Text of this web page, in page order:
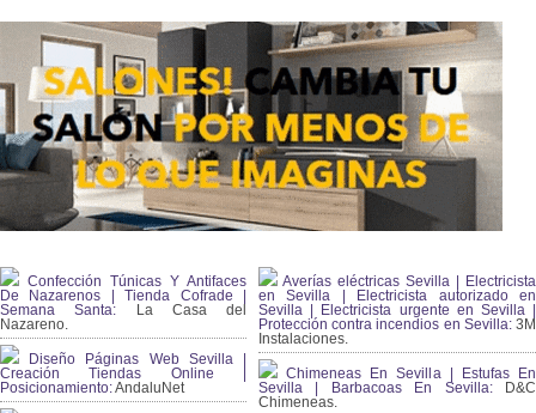
Confección Túnicas Y Antifaces
De Nazarenos | Tienda Cofrade |
Semana Santa: La Casa del
Nazareno.
Diseño Páginas Web Sevilla |
Creación Tiendas Online |
Posicionamiento:AndaluNet
Averías eléctricas Sevilla | Electricista
en Sevilla | Electricista autorizado en
Sevilla | Electricista urgente en Sevilla |
Protección contra incendios en Sevilla:3M
Instalaciones.
Chimeneas En Sevilla | Estufas En
Sevilla | Barbacoas En Sevilla:D&C
Chimeneas.